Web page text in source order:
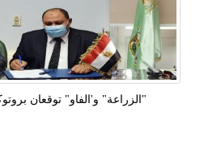
"الزراعة" و'الفاو" توقعان